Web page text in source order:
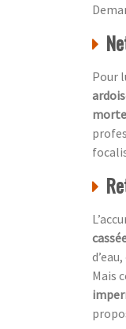
Pour
Mais